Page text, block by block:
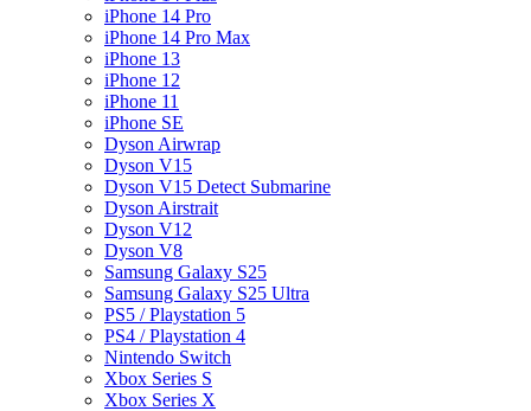
iPhone 14 Pro
iPhone 14 Pro Max
iPhone 13
iPhone 12
iPhone 11
iPhone SE
Dyson Airwrap
Dyson V15
Dyson V15 Detect Submarine
Dyson Airstrait
Dyson V12
Dyson V8
Samsung Galaxy S25
Samsung Galaxy S25 Ultra
PS5 / Playstation 5
PS4 / Playstation 4
Nintendo Switch
Xbox Series S
Xbox Series X